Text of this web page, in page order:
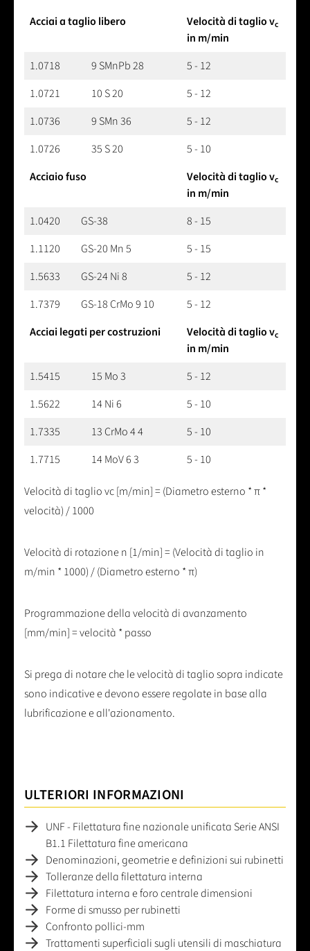
Acciai a taglio libero
Velocità di taglio vc
in m/min
1.0718
9 SMnPb 28
5 - 12
1.0721
10 S 20
5 - 12
1.0736
9 SMn 36
5 - 12
1.0726
35 S 20
5 - 10
Acciaio fuso
Velocità di taglio vc
in m/min
1.0420
GS-38
8 - 15
1.1120
GS-20 Mn 5
5 - 15
1.5633
GS-24 Ni 8
5 - 12
1.7379
GS-18 CrMo 9 10
5 - 12
Acciai legati per costruzioni
Velocità di taglio vc
in m/min
1.5415
15 Mo 3
5 - 12
1.5622
14 Ni 6
5 - 10
1.7335
13 CrMo 4 4
5 - 10
1.7715
14 MoV 6 3 5 - 10
Velocità di taglio vc [m/min] = (Diametro esterno * π *
velocità) / 1000
Velocità di rotazione n [1/min] = (Velocità di taglio in
m/min * 1000) / (Diametro esterno * π)
Programmazione della velocità di avanzamento
[mm/min] = velocità * passo
Si prega di notare che le velocità di taglio sopra indicate
sono indicative e devono essere regolate in base alla
lubrificazione e all'azionamento.
ULTERIORI INFORMAZIONI
UNF - Filettatura fine nazionale unificata Serie ANSI
B1.1 Filettatura fine americana
Denominazioni, geometrie e definizioni sui rubinetti
Tolleranze della filettatura interna
Filettatura interna e foro centrale dimensioni
Forme di smusso per rubinetti
Confronto pollici-mm
Trattamenti superficiali sugli utensili di maschiatura